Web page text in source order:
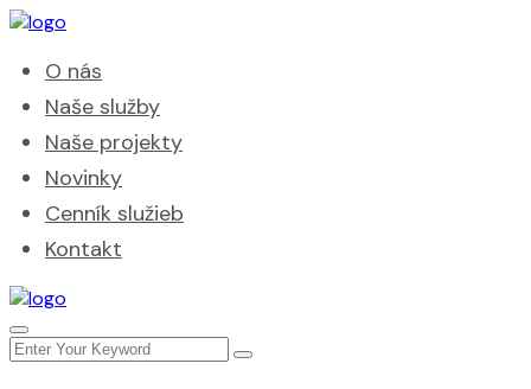
O nás
Naše služby
Naše projekty
Novinky
Cenník služieb
Kontakt